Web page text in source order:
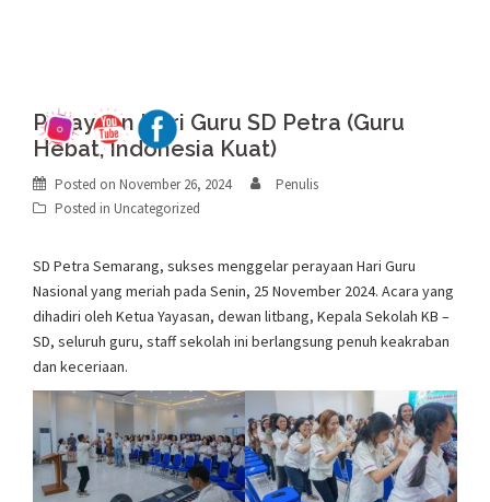
Perayaan Hari Guru SD Petra (Guru
Hebat, Indonesia Kuat)
Posted on November 26, 2024
Penulis
Posted in Uncategorized
SD Petra Semarang, sukses menggelar perayaan Hari Guru
Nasional yang meriah pada Senin, 25 November 2024. Acara yang
dihadiri oleh Ketua Yayasan, dewan litbang, Kepala Sekolah KB –
SD, seluruh guru, staff sekolah ini berlangsung penuh keakraban
dan keceriaan.